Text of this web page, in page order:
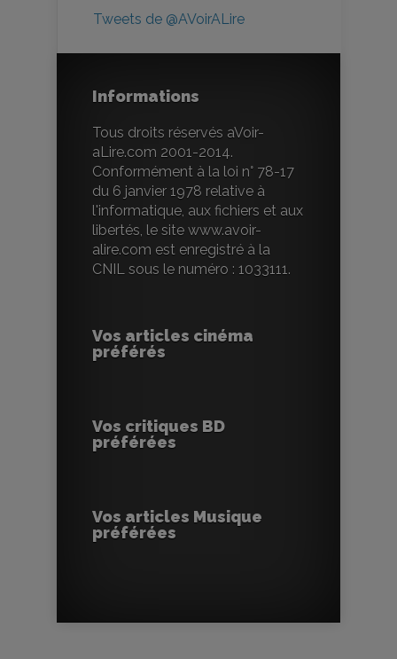
Tweets de @AVoirALire
Informations
Tous droits réservés aVoir-
aLire.com 2001-2014.
Conformément à la loi n° 78-17
du 6 janvier 1978 relative à
l'informatique, aux fichiers et aux
libertés, le site www.avoir-
alire.com est enregistré à la
CNIL sous le numéro : 1033111.
Vos articles cinéma
préférés
Vos critiques BD
préférées
Vos articles Musique
préférées